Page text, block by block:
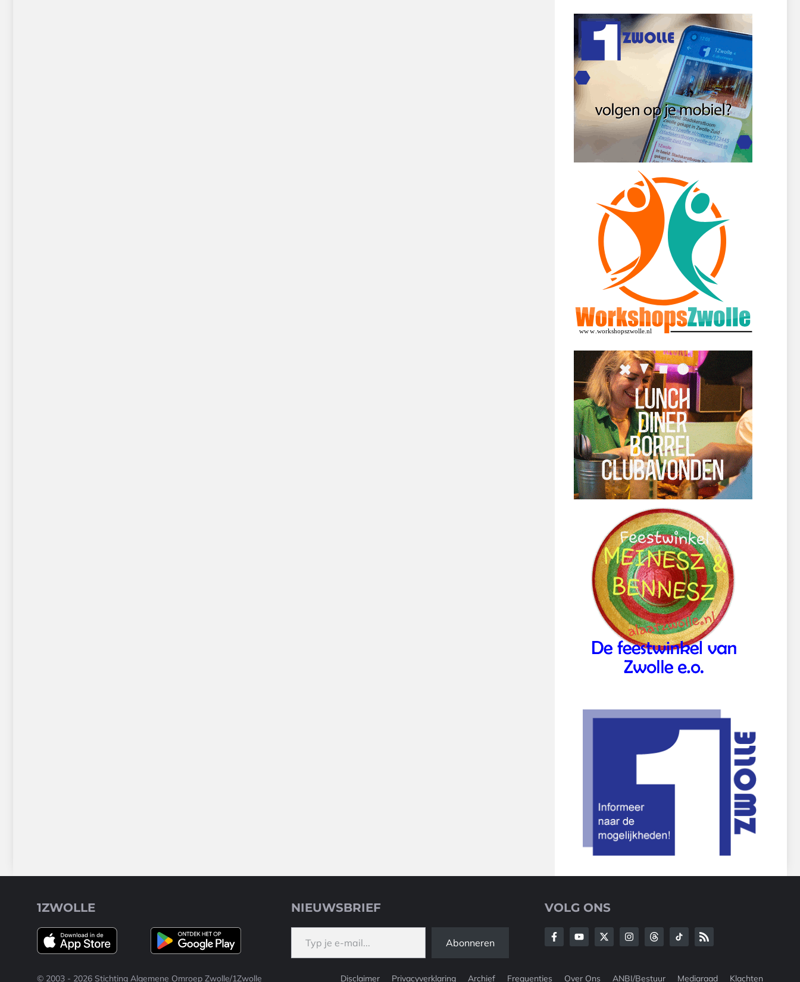
1ZWOLLE NIEUWSBRIEF
Typ je e-mail...
Abonneren
VOLG ONS
© 2003 - 2026 Stichting Algemene Omroep Zwolle/1Zwolle Disclaimer Privacyverklaring Archief Frequenties Over Ons ANBI/Bestuur Mediaraad Klachten